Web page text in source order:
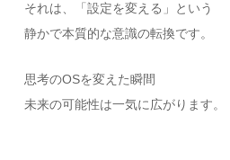
それは、「設定を変える」という
静かで本質的な意識の転換です。
思考のOSを変えた瞬間
未来の可能性は一気に広がります。